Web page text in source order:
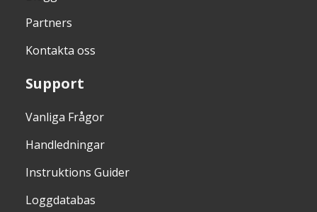
Partners
Kontakta oss
Support
Vanliga Frågor
Handledningar
Instruktions Guider
Loggdatabas